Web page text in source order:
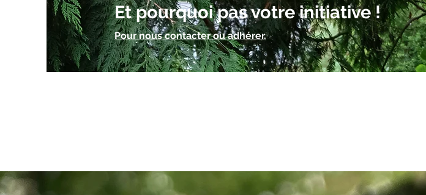
Et pourquoi pas votre initiative !
Pour nous contacter ou adhérer.